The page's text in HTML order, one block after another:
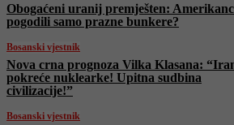
Obogaćeni uranij premješten:
pogodili samo prazne bunkere?
Bosanski vjestnik
Nova crna prognoza Vilka Klasana:
pokreće nuklearke! Upitna sudbina
civilizacije!”
Bosanski vjestnik